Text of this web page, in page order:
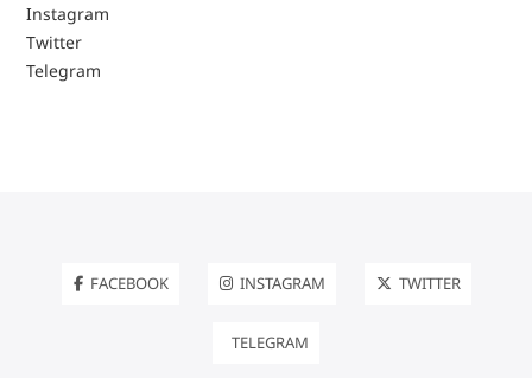
Instagram
Twitter
Telegram
FACEBOOK INSTAGRAM TWITTER
TELEGRAM